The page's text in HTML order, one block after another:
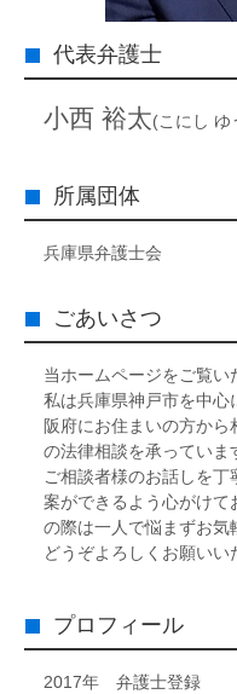
代表弁護士
小西 裕太(こにし ゆ
所属団体
兵庫県弁護士会
ごあいさつ
当ホームページをご覧
私は兵庫県神戸市を中心
阪府にお住まいの方か
の法律相談を承っていま
ご相談者様のお話しを
案ができるよう心がけて
の際は一人で悩まずお気
どうぞよろしくお願いい
プロフィール
2017年 弁護士登録